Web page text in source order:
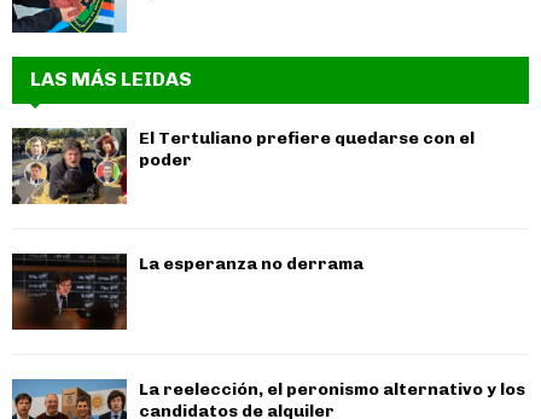
LAS MÁS LEIDAS
El Tertuliano prefiere quedarse con el
poder
La esperanza no derrama
La reelección, el peronismo alternativo y los
candidatos de alquiler